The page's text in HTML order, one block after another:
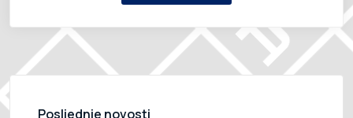
Posljednje novosti